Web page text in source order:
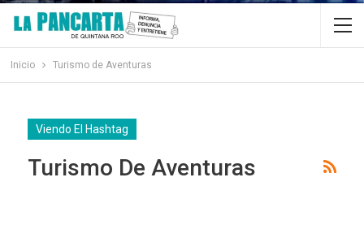
Inicio Turismo de Aventuras
Viendo El Hashtag
Turismo De Aventuras